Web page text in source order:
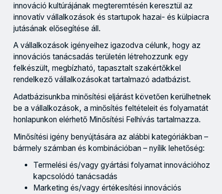
innováció kultúrájának megteremtésén keresztül az
innovatív vállalkozások és startupok hazai- és külpiacra
jutásának elősegítése áll.
A vállalkozások igényeihez igazodva célunk, hogy az
innovációs tanácsadás területén létrehozzunk egy
felkészült, megbízható, tapasztalt szakértőkkel
rendelkező vállalkozásokat tartalmazó adatbázist.
Adatbázisunkba minősítési eljárást követően kerülhetnek
be a vállalkozások, a minősítés feltételeit és folyamatát
honlapunkon elérhető Minősítési Felhívás tartalmazza.
Minősítési igény benyújtására az alábbi kategóriákban –
bármely számban és kombinációban – nyílik lehetőség:
Termelési és/vagy gyártási folyamat innovációhoz
kapcsolódó tanácsadás
Marketing és/vagy értékesítési innovációs